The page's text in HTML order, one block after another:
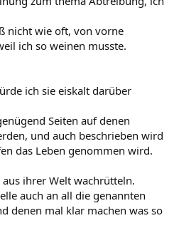
nicht wie oft, von vorne
ich so weinen musste.
ich sie eiskalt darüber
Seiten auf denen
und auch beschrieben wird
das Leben genommen wird.
ihrer Welt wachrütteln.
auch an all die genannten
denen mal klar machen was so